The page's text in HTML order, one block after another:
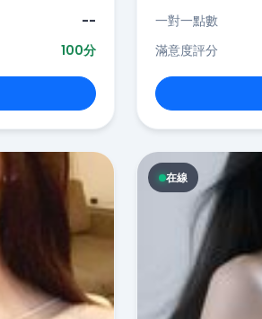
--
100分
一對一點數
滿意度評分
在線